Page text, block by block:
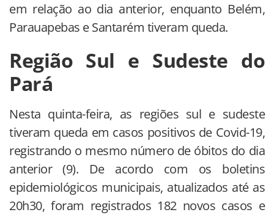
em relação ao dia anterior, enquanto Belém,
Parauapebas e Santarém tiveram queda.
Região Sul e Sudeste do
Pará
Nesta quinta-feira, as regiões sul e sudeste
tiveram queda em casos positivos de Covid-19,
registrando o mesmo número de óbitos do dia
anterior (9). De acordo com os boletins
epidemiológicos municipais, atualizados até as
20h30, foram registrados 182 novos casos e